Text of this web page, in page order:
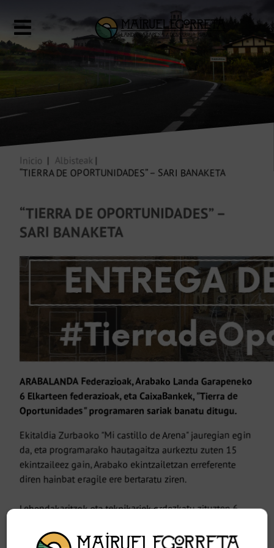
Inicio
Albisteak
“TIERRA DE OPORTUNIDADES” – SARI BANAKETA
“TIERRA DE OPORTUNIDADES” –
SARI BANAKETA
ARABALANDA Federazioak, Arabako Landa Garapeneko
6 Elkarteen federazioak, eta CaixaBankek, "Tierra de
Oportunidades" programaren sariak banatu ditugu.
Ekitaldia Zurbaoko "Mi castillo de Arena" jauregian egin
da, eta programarako hautagaitza aurkeztu zuten 15
ekintzaileez gain, Arabako ekintzailetzan erreferente
diren hainbat eragile ere bertaratu ziren.
Lehendakaritzek eta teknikariek ordezkatu zituzten 6
Jaurlaritzako Landaren eta Itsasertzaren Garapeneko eta